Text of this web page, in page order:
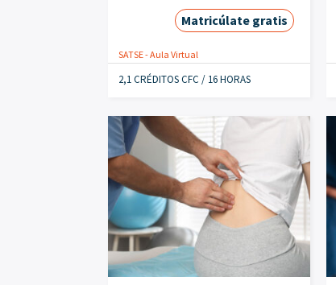
Matricúlate gratis
SATSE - Aula Virtual
2,1 CRÉDITOS CFC / 16 HORAS